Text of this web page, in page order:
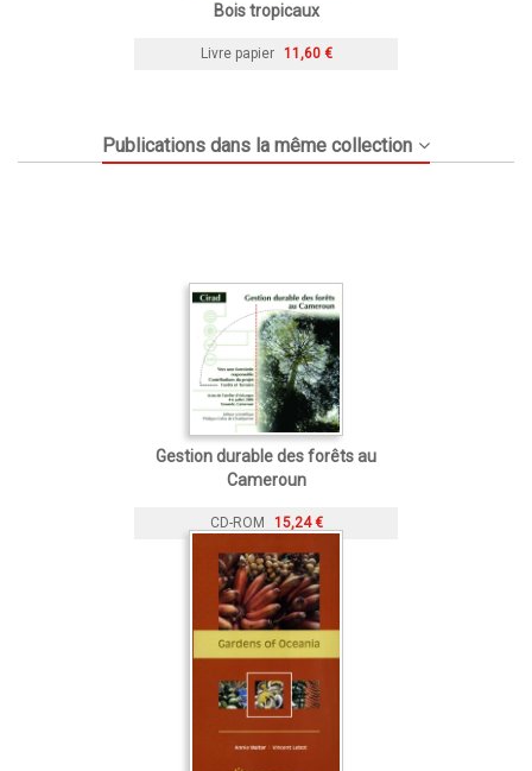
Bois tropicaux
Livre papier 11,60 €
Publications dans la même collection
Gestion durable des forêts au
Cameroun
CD-ROM 15,24 €